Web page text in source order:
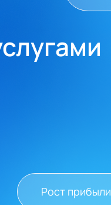
Рост прибыли